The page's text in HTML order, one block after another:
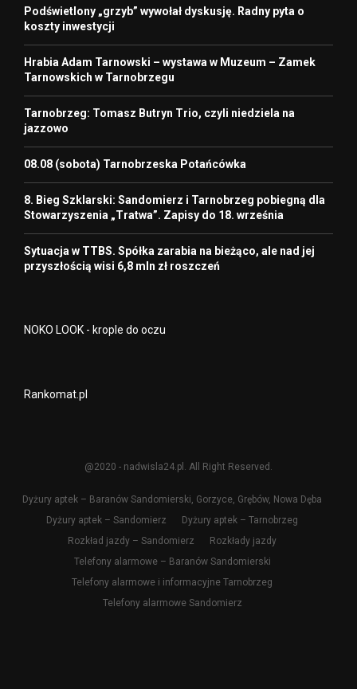
Podświetlony „grzyb” wywołał dyskusję. Radny pyta o
koszty inwestycji
Hrabia Adam Tarnowski – wystawa w Muzeum – Zamek
Tarnowskich w Tarnobrzegu
Tarnobrzeg: Tomasz Butryn Trio, czyli niedziela na
jazzowo
08.08 (sobota) Tarnobrzeska Potańcówka
8. Bieg Szklarski: Sandomierz i Tarnobrzeg pobiegną dla
Stowarzyszenia „Tratwa”. Zapisy do 18. września
Sytuacja w TTBS. Spółka zarabia na bieżąco, ale nad jej
przyszłością wisi 6,8 mln zł roszczeń
NOKO LOOK - krople do oczu
Rankomat.pl
@2020 - nadwisla24.pl. All Right Reserved.
Dyżury aptek – Baranów Sandomierski, Gorzyce, Grębów, Nowa Dęba
Dyżury aptek – Sandomierz
Dyżury aptek – Tarnobrzeg
Rozkład jazdy – Sandomierz
Rozkłady jazdy
Telefony alarmowe – Baranów Sandomierski
Telefony alarmowe i informacyjne Tarnobrzeg
Telefony alarmowe Sandomierz